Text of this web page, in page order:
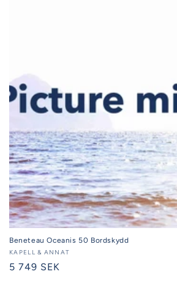
Beneteau Oceanis 50 Bordskydd
Säljare:
KAPELL & ANNAT
Ordinarie
5 749 SEK